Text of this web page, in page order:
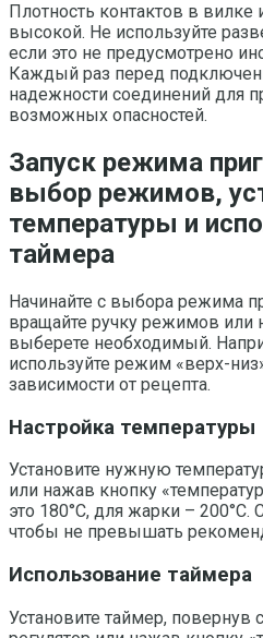
Плотность контактов в
высокой. Не используйте
если это не предусмотрено
Каждый раз перед
надежности соединений для
возможных опасностей.
Запуск режима
выбор режимов,
температуры и
таймера
Начинайте с выбора режима
вращайте ручку режимов или
выберете необходимый.
используйте режим «верх-
зависимости от рецепта.
Настройка температуры
Установите нужную
или нажав кнопку
это 180°C, для жарки – 200°C.
чтобы не превышать
Использование таймера
Установите таймер, повернув